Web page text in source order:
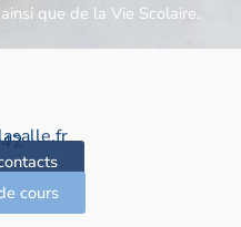
que de la Vie Scolaire.
cours